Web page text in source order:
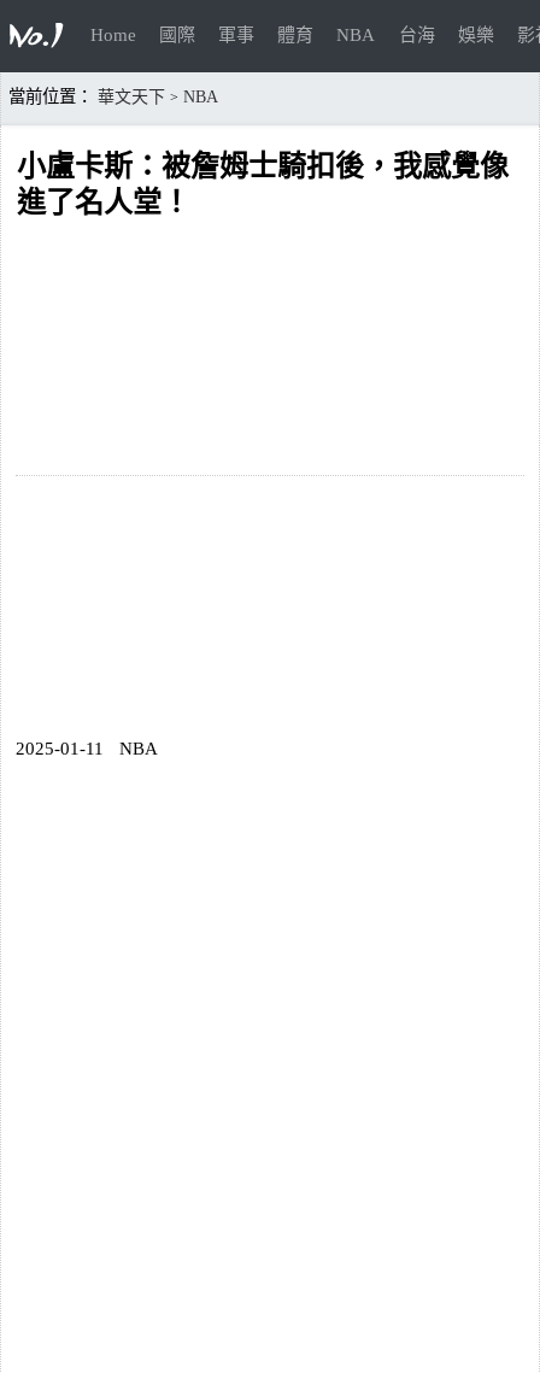
Home 國際 軍事 體育 NBA 台海 娛樂 影
當前位置： 華文天下 > NBA
小盧卡斯：被詹姆士騎扣後，我感覺像
進了名人堂！
2025-01-11 NBA